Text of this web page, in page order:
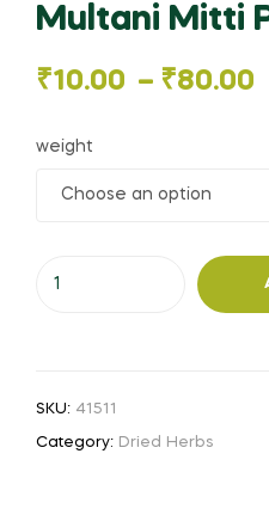
Multani Mitti
₹10.00 – ₹80.00
Price
range:
₹10.00
₹80.00
weight
SKU: 41511
Category: Dried Herbs